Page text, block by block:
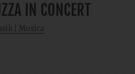
IN CONCERT
| Musica